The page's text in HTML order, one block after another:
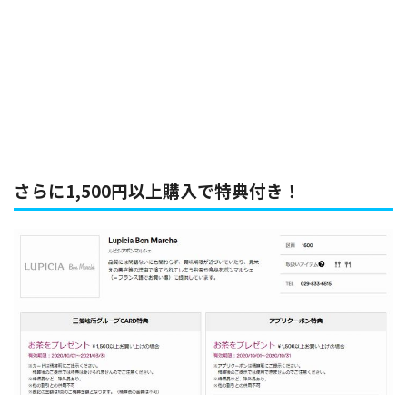
さらに1,500円以上購入で特典付き！